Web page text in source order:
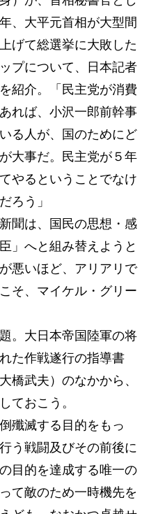
、大平元首相が大型間
げて総選挙に大敗した
プについて、日本記者
紹介。「民主党が消費
れば、小沢一郎前幹事
る人が、国のためにど
大事だ。民主党が５年
やるということでなけ
ろう」
聞は、国民の思想・感
」へと組み替えようと
悪いほど、アリアリで
そ、マイケル・グリー
。大日本帝国陸軍の将
た作戦遂行の指導書
橋武夫）のなかから、
ておこう。
殲滅する目的をもっ
う戦闘及びその前後に
目的を達成する唯一の
て敵のため一時機先を